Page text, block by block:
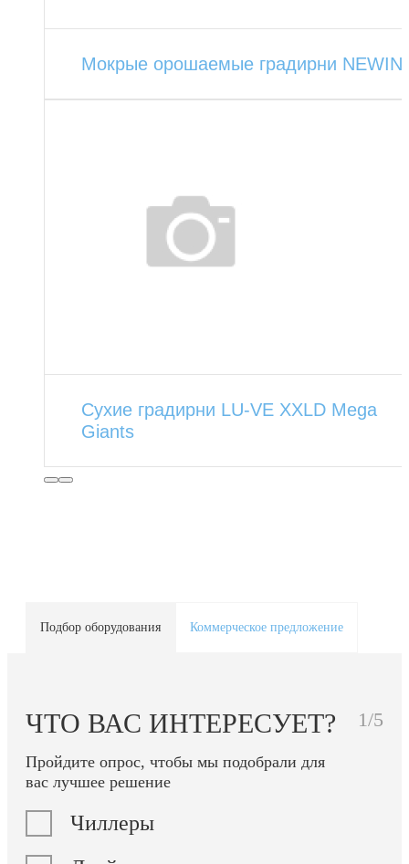
Мокрые орошаемые градирни NEWIN
Сухие градирни LU-VE XXLD Mega
Giants
Подбор оборудования Коммерческое предложение
ЧТО ВАС ИНТЕРЕСУЕТ?
Пройдите опрос, чтобы мы подобрали для
вас лучшее решение
1/5
Чиллеры